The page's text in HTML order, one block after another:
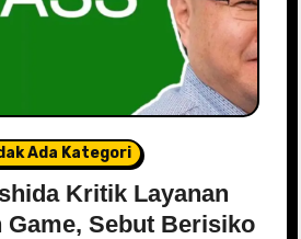
Ada Kategori
Kritik Layanan
Sebut Berisiko